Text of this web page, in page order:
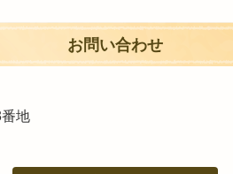
お問い合わせ
地